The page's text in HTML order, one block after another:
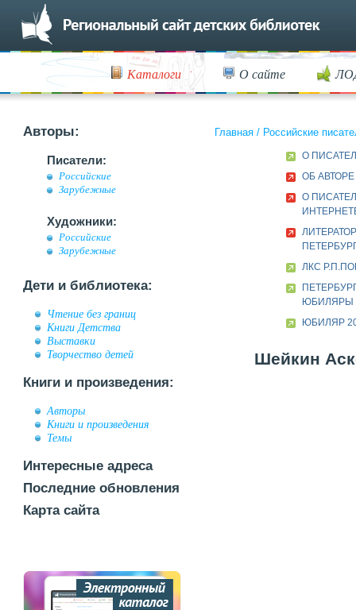
Каталоги О сайте
Авторы:
Писатели:
Российские
Зарубежные
Художники:
Российские
Зарубежные
Дети и библиотека:
Чтение без границ
Книги Детства
Выставки
Творчество детей
Книги и произведения:
Авторы
Книги и произведения
Темы
Интересные адреса
Последние обновления
Карта сайта
Главная / Российские
О
ОБ АВТОРЕ
О
ЛКС
ЮБИЛЯРЫ
ЮБИЛЯР
Шейкин